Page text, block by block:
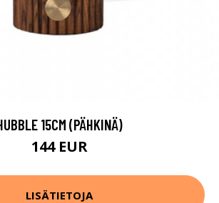
15CM (PÄHKINÄ)
144 EUR
LISÄTIETOJA